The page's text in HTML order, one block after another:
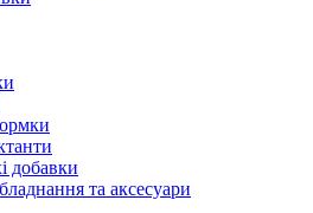
добавки
та аксесуари